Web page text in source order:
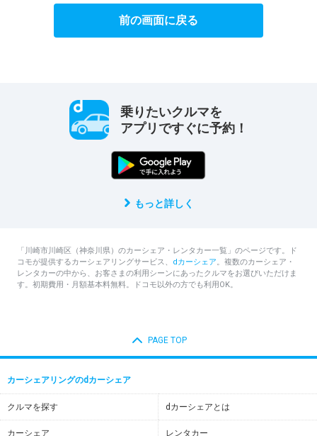
前の画面に戻る
乗りたいクルマを
アプリですぐに予約！
もっと詳しく
「川崎市川崎区（神奈川県）のカーシェア・レンタカー一覧」のページです。ド
コモが提供するカーシェアリングサービス、 dカーシェア。複数のカーシェア・
レンタカーの中から、お客さまの利用シーンにあったクルマをお選びいただけま
す。初期費用・月額基本料無料。ドコモ以外の方でも利用OK。
PAGE TOP
カーシェアリングのdカーシェア
クルマを探す dカーシェアとは
カーシェア レンタカー